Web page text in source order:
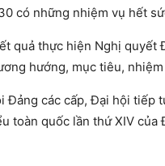
có những nhiệm vụ hết
quả thực hiện Nghị
hướng, mục tiêu,
các cấp, Đại hội tiếp
toàn quốc lần thứ XIV